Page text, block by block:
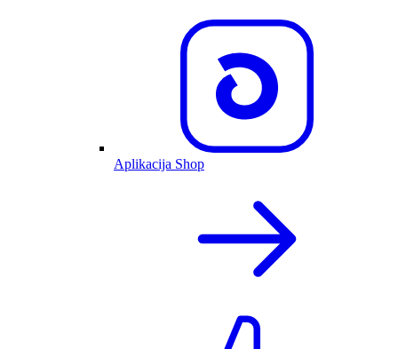
Aplikacija Shop